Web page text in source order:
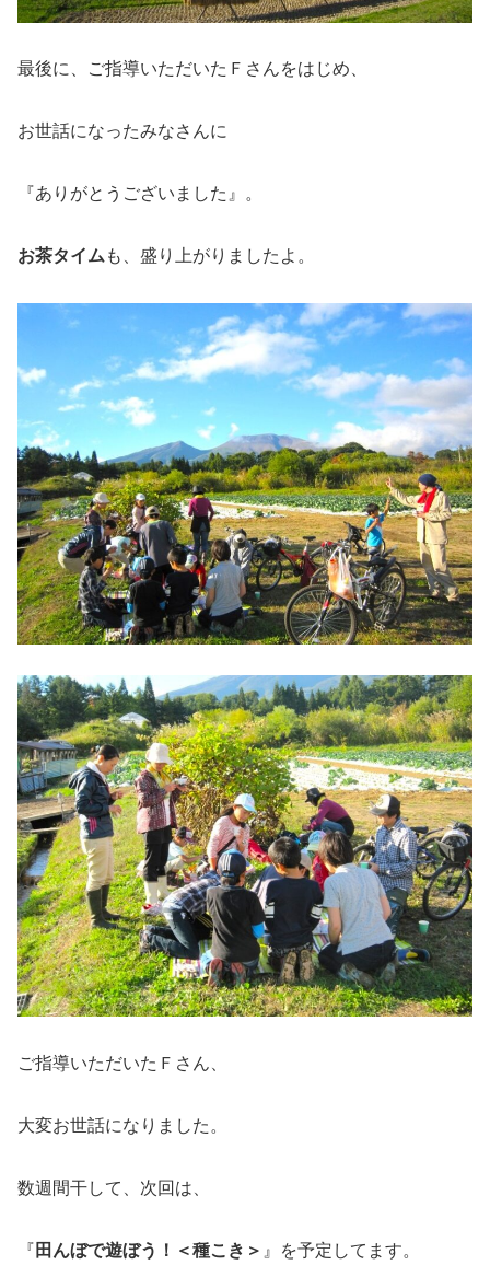
最後に、ご指導いただいたＦさんをはじめ、
お世話になったみなさんに
『ありがとうございました』。
お茶タイム も、盛り上がりましたよ。
ご指導いただいたＦさん、
大変お世話になりました。
数週間干して、次回は、
『 田んぼで遊ぼう！＜種こき＞ 』を予定してます。